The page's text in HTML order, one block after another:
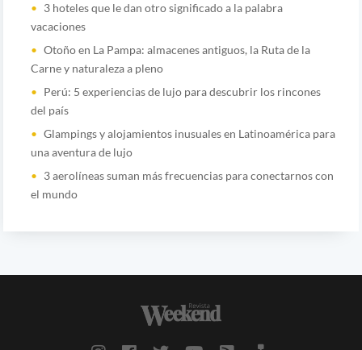
3 hoteles que le dan otro significado a la palabra
vacaciones
Otoño en La Pampa: almacenes antiguos, la Ruta de la
Carne y naturaleza a pleno
Perú: 5 experiencias de lujo para descubrir los rincones
del país
Glampings y alojamientos inusuales en Latinoamérica para
una aventura de lujo
3 aerolíneas suman más frecuencias para conectarnos con
el mundo